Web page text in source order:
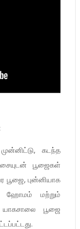
கடந்த
பூஜைகள்
புன்னியாக
ஹோமம் மற்றும்
யாகசாலை பூஜை